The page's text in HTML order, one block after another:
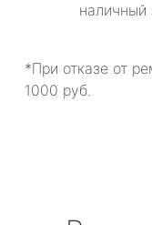
наличный
*При отказе от
1000 руб.